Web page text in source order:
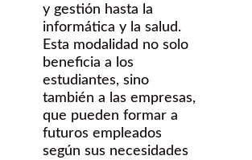
y gestión hasta la
informática y la salud.
Esta modalidad no solo
beneficia a los
estudiantes, sino
también a las empresas,
que pueden formar a
futuros empleados
según sus necesidades